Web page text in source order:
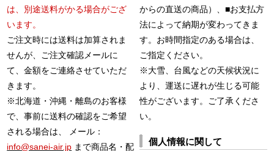
は、別途送料がかる場合がござ
います。
ご注文時には送料は加算されま
せんが、ご注文確認メールに
て、金額をご連絡させていただ
きます。
※北海道・沖縄・離島のお客様
で、事前に送料の確認をご希望
される場合は、 メール：
info@sanei-air.jp まで商品名・配
からの直送の商品）、■お支払方
法によって納期が変わってきま
す。お時間指定のある場合は、
ご指定ください。
※大雪、台風などの天候状況に
より、運送に遅れが生じる可能
性がございます。ご了承くださ
い。
個人情報に関して